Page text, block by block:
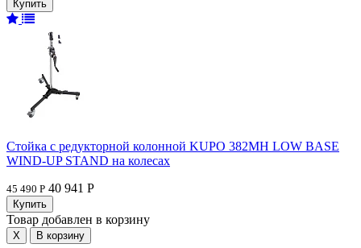
Стойка с редукторной колонной KUPO 382MH LOW BASE
WIND-UP STAND на колесах
45 490 Р 40 941 Р
Товар добавлен в корзину